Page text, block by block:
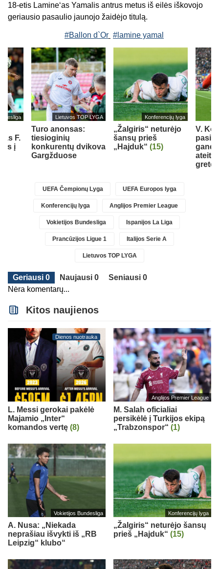
18-etis Lamine‘as Yamalis antrus metus iš eilės iškovojo
geriausio pasaulio jaunojo žaidėjo titulą.
#Ballon d`Or #lamine yamal
F.
į
Lietuvos TOP LYGA
Turo anonsas:
tiesioginių
konkurentų dvikova
Gargžduose
Konferencijų lyga
„Žalgiris“ neturėjo
šansų prieš
„Hajduk“ (15)
V.
UEFA Čempionų Lyga UEFA Europos lyga
Konferencijų lyga Anglijos Premier League
Vokietijos Bundesliga Ispanijos La Liga
Prancūzijos Ligue 1 Italijos Serie A
Lietuvos TOP LYGA
Geriausi 0 Naujausi 0
Seniausi 0
Nėra komentarų...
Kitos naujienos
Dienos nuotrauka
L. Messi gerokai pakėlė
Majamio „Inter“
komandos vertę (8)
Anglijos Premier League
M. Salah oficialiai
persikėlė į Turkijos ekipą
„Trabzonspor“ (1)
Vokietijos Bundesliga
A. Nusa: „Niekada
neprašiau išvykti iš „RB
Leipzig“ klubo“
Konferencijų lyga
„Žalgiris“ neturėjo šansų
prieš „Hajduk“ (15)